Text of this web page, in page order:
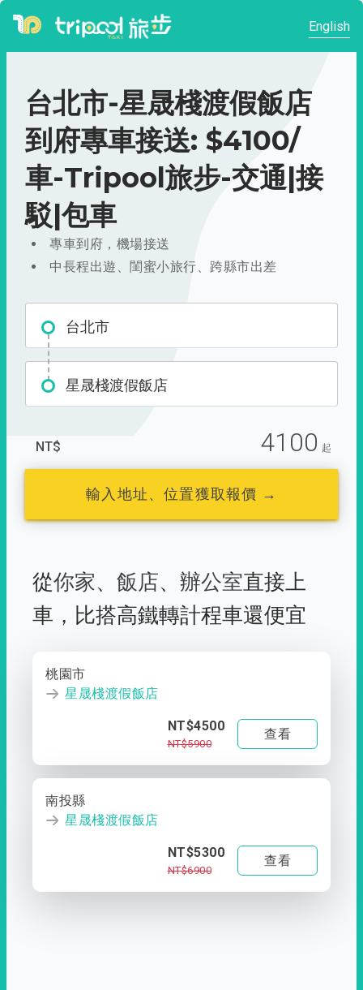
English
台北市-星晟棧渡假飯店
到府專車接送: $4100/
車-Tripool旅步-交通|接
駁|包車
專車到府，機場接送
中長程出遊、閨蜜小旅行、跨縣市出差
台北市
星晟棧渡假飯店
NT$ 4100 起
輸入地址、位置獲取報價 →
從你家、 飯店、 辦公室直接上
車， 比搭高鐵轉計程車還便宜
桃園市
星晟棧渡假飯店
NT$4500
NT$5900
查看
南投縣
星晟棧渡假飯店
NT$5300
NT$6900
查看